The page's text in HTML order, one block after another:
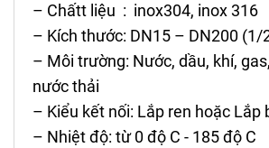
– Chấtt liệu : inox304, inox 316
– Kích thước: DN15 – DN200 (1/
– Môi trường: Nước, dầu, khí,
nước thải
– Kiểu kết nối: Lắp ren hoặc Lắp
– Nhiệt độ: từ 0 độ C - 185 độ C